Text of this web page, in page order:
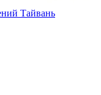
Тайвань